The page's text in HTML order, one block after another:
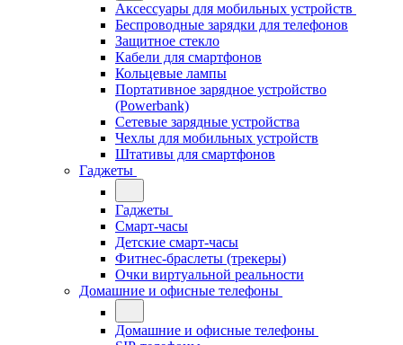
Аксессуары для мобильных устройств
Беспроводные зарядки для телефонов
Защитное стекло
Кабели для смартфонов
Кольцевые лампы
Портативное зарядное устройство
(Powerbank)
Сетевые зарядные устройства
Чехлы для мобильных устройств
Штативы для смартфонов
Гаджеты
Гаджеты
Смарт-часы
Детские смарт-часы
Фитнес-браслеты (трекеры)
Очки виртуальной реальности
Домашние и офисные телефоны
Домашние и офисные телефоны